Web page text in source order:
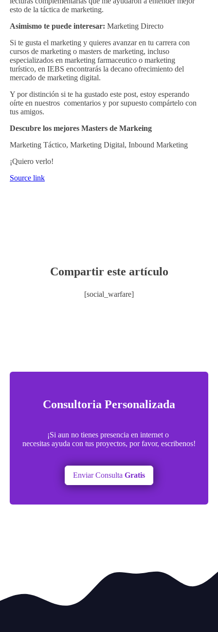
esto de la táctica de marketing.
Asimismo te puede interesar: Marketing Directo
Si te gusta el marketing y quieres avanzar en tu carrera con
cursos de marketing o masters de marketing, incluso
especializados en marketing farmaceutico o marketing
turístico, en IEBS encontrarás la decano ofrecimiento del
mercado de marketing digital.
Y por distinción si te ha gustado este post, estoy esperando
oírte en nuestros comentarios y por supuesto compártelo con
tus amigos.
Descubre los mejores Masters de Markeing
Marketing Táctico, Marketing Digital, Inbound Marketing
¡Quiero verlo!
Source link
Compartir este artículo
[social_warfare]
Consultoria Personalizada
¡Si aun no tienes presencia en internet o
necesitas ayuda con tus proyectos, por favor, escribenos!
Enviar Consulta Gratis